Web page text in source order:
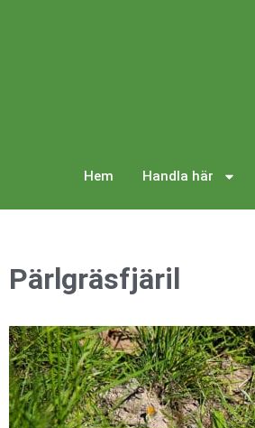
Hem Handla här
Pärlgräsfjäril